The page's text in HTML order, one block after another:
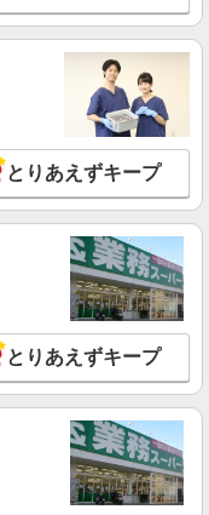
とりあえずキープ
とりあえずキープ